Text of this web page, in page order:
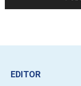
EDITOR